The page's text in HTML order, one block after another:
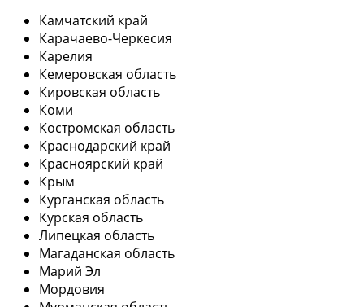
Камчатский край
Карачаево-Черкесия
Карелия
Кемеровская область
Кировская область
Коми
Костромская область
Краснодарский край
Красноярский край
Крым
Курганская область
Курская область
Липецкая область
Магаданская область
Марий Эл
Мордовия